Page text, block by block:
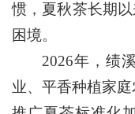
惯，夏秋茶长期
困境。
2026年，绩
业、平香种植家